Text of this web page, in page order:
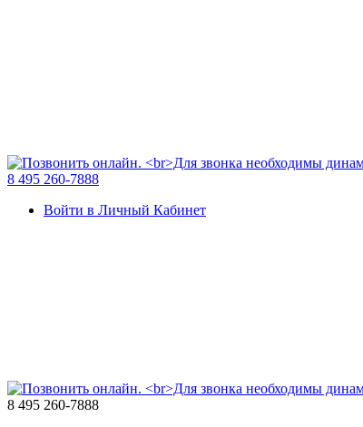
8 495 260-7888
Войти в Личный Кабинет
8 495 260-7888